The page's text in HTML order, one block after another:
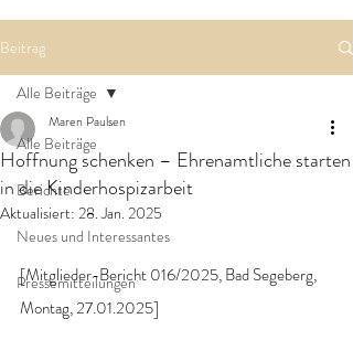
Beitrag
Alle Beiträge
Berichte
Neues und Interessantes
Pressemitteilungen
Alle Beiträge
Hoffnung schenken – Ehrenamtliche starten
in die Kinderhospizarbeit
Maren Paulsen
Aktualisiert: 28. Jan. 2025
[Mitglieder-Bericht 016/2025, Bad Segeberg,
Montag, 27.01.2025]